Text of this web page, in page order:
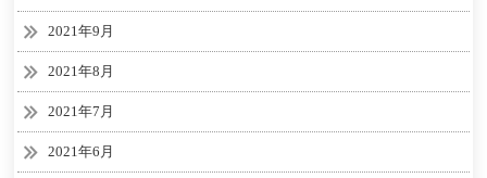
2021年9月
2021年8月
2021年7月
2021年6月